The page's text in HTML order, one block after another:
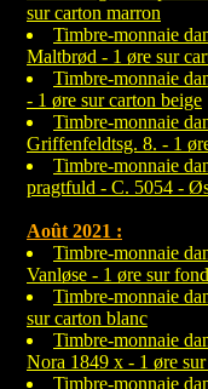
sur carton marron
Timbre-monnaie
Maltbrød - 1 øre sur
Timbre-monnaie
- 1 øre sur carton beige
Timbre-monnaie
Griffenfeldtsg. 8. - 1
Timbre-monnaie
pragtfuld - C. 5054 -
Août 2021 :
Timbre-monnaie
Vanløse - 1 øre sur
Timbre-monnaie
sur carton blanc
Timbre-monnaie
Nora 1849 x - 1 øre
Timbre-monnaie